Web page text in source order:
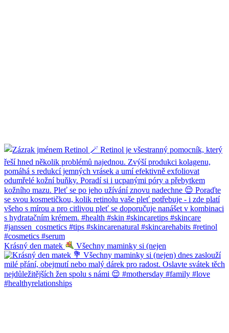
Krásný den matek Všechny maminky si (nejen